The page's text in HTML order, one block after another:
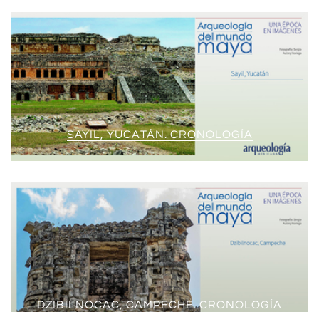
SAYIL, YUCATÁN. CRONOLOGÍA
DZIBILNOCAC, CAMPECHE. CRONOLOGÍA